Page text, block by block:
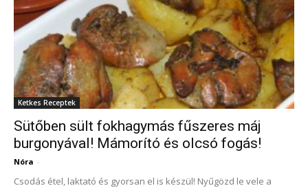
Ketkes Receptek
Sütőben sült fokhagymás fűszeres máj
burgonyával! Mámorító és olcsó fogás!
Nóra -
Csodás étel, laktató és gyorsan el is készül! Nyűgözd le vele a